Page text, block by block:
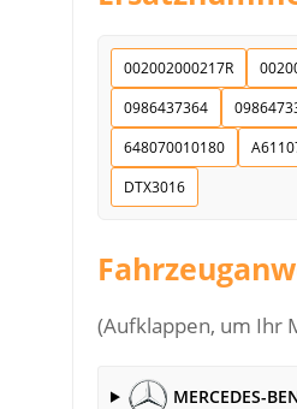
002002000217R
0986437364
648070010180
DTX3016
(Aufklappen, um Ihr
MERCEDES-